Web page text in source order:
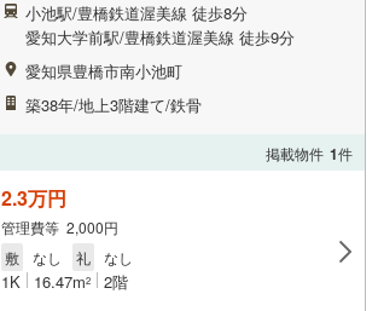
小池駅/豊橋鉄道渥美線 徒歩8分
愛知大学前駅/豊橋鉄道渥美線 徒歩9分
愛知県豊橋市南小池町
築38年/地上3階建て/鉄骨
掲載物件 1件
2.3万円
管理費等 2,000円
敷
なし 礼 なし
1K 16.47m2 2階